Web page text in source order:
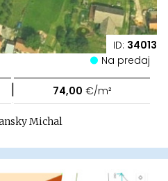
ID: 34013
Na predaj
| 74,00 €/m²
Michal